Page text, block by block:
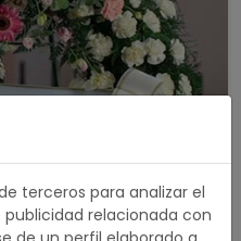
terceros para analizar el
relacionada con